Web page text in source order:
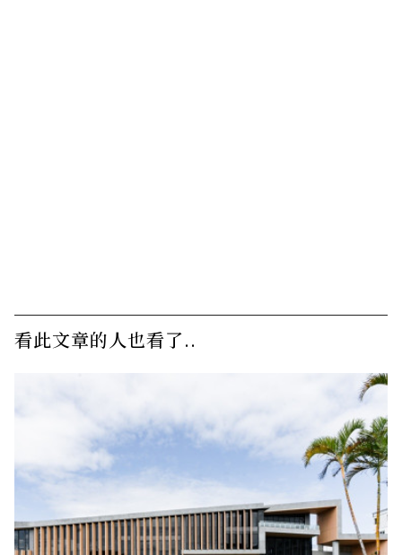
看此文章的人也看了..